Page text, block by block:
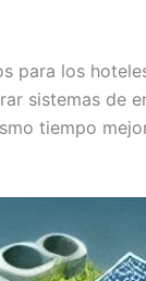
para los
sistemas de
tiempo